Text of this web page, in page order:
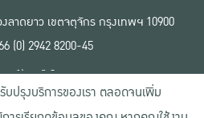
ลาดยาว เขตจตุจักร กรุงเทพฯ 10900
(0) 2942 8200-45
การใช้งานเว็บไซต์
งด้านสิทธิ์ใช้งาน
ความเป็นส่วนตัว
บปรุงบริการของเรา ตลอดจนเพิ่ม